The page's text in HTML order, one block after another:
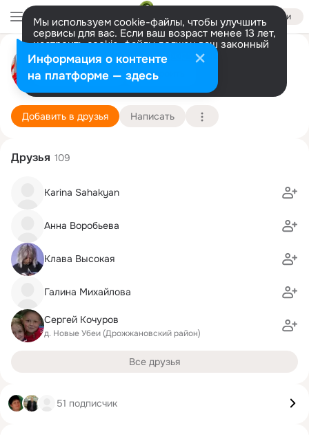
Войти
Мы используем cookie-файлы, чтобы улучшить
сервисы для вас. Если ваш возраст менее 13 лет,
настроить cookie-файлы должен ваш законный
представитель. Больше информации
Разрешить все Настроить
Лидия Яковлева
Москва 17 июля (71 год)
Добавить в друзья Написать
Друзья 109
Karina Sahakyan
Анна Воробьева
Клава Высокая
Галина Михайлова
Сергей Кочуров
д. Новые Убеи (Дрожжановский район)
Все друзья
51 подписчик
Информация о контенте
на платформе — здесь